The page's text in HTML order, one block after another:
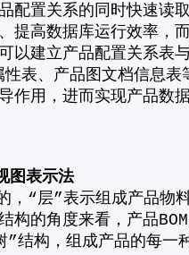
配置关系的同时快速读
提高数据库运行效率，
以建立产品配置关系表
性表、产品图文档信息
作用，进而实现产品数
图表示法
，“层”表示组成产品物
构的角度来看，产品
”结构，组成产品的每一